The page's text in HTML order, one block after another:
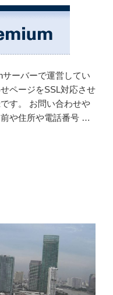
ーバーで運営してい
ページをSSL対応させ
す。 お問い合わせや
や住所や電話番号 …